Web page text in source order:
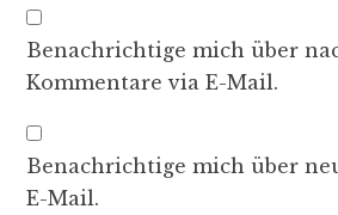
Benachrichtige mich über
Kommentare via E-Mail.
Benachrichtige mich über
E-Mail.